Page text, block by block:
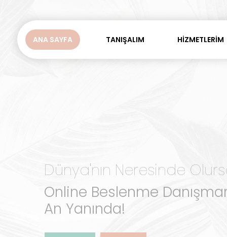
ANA SAYFA TANIŞALIM HİZMETLERİM
Dünya'nın Neresinde
Online Beslenme
An Yanında!